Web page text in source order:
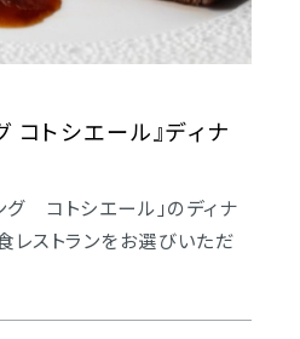
コトシエール』ディナ
グ コトシエール」のディナ
レストランをお選びいただ